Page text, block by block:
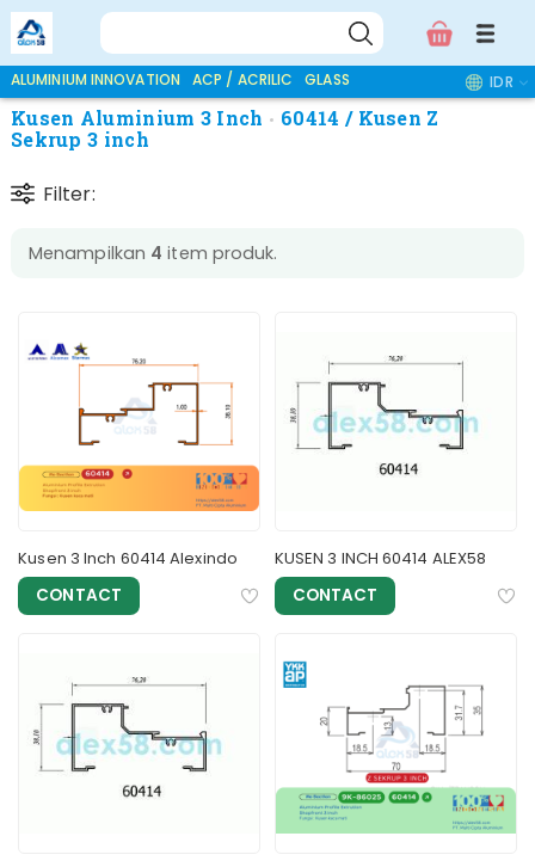
ALUMINIUM INNOVATION ACP / ACRILIC GLASS ACCESSORIES IDR
Kusen Aluminium 3 Inch
60414 / Kusen Z
Sekrup 3 inch
Filter:
Menampilkan 4 item produk.
Kusen 3 Inch 60414 Alexindo
CONTACT
KUSEN 3 INCH 60414 ALEX58
CONTACT